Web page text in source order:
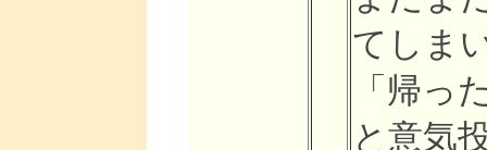
てしま
「帰っ
と意気